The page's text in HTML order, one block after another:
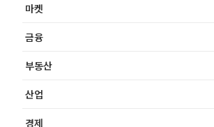
마켓
금융
부동산
산업
경제